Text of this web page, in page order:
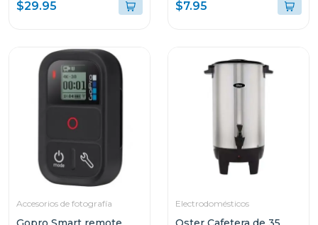
$29.95 $7.95
Accesorios de fotografía Electrodomésticos